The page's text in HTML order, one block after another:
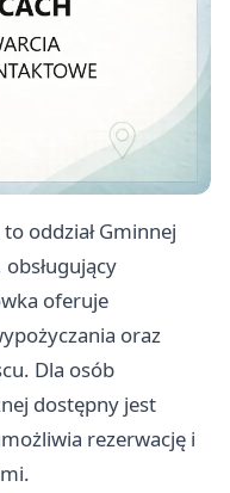
oddział Gminnej
oferuje
oraz
Dla osób
dostępny jest
rezerwację i